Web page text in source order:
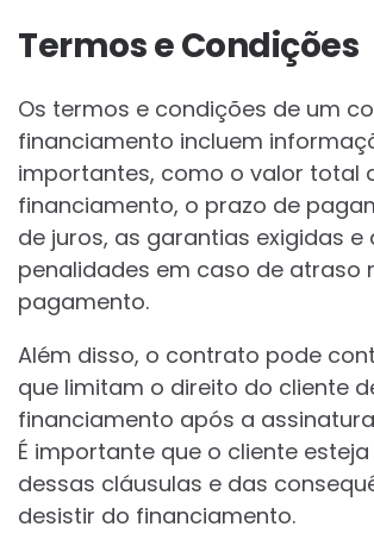
Termos e Condições
Os termos e condições de um
financiamento incluem
importantes, como o valor total
financiamento, o prazo de
de juros, as garantias exigidas e
penalidades em caso de atraso
pagamento.
Além disso, o contrato pode
que limitam o direito do cliente
financiamento após a
É importante que o cliente
dessas cláusulas e das
desistir do financiamento.